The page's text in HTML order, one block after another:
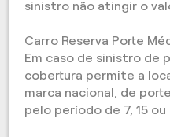
sinistro não atingir o
Carro Reserva Porte
Em caso de sinistro de
cobertura permite a
marca nacional, de
pelo período de 7, 15 ou